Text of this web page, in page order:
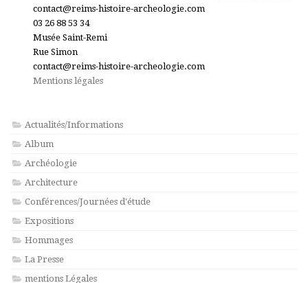
contact@reims-histoire-archeologie.com
03 26 88 53 34
Musée Saint-Remi
Rue Simon
contact@reims-histoire-archeologie.com
Mentions légales
Actualités/Informations
Album
Archéologie
Architecture
Conférences/Journées d'étude
Expositions
Hommages
La Presse
mentions Légales